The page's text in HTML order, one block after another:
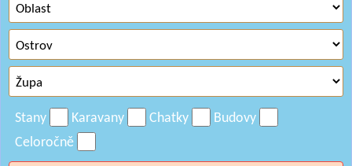
Stany Karavany Chatky
Budovy
Celoročně